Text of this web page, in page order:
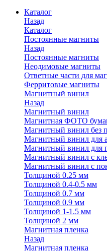
Каталог
Назад
Каталог
Постоянные магниты
Назад
Постоянные магниты
Неодимовые магниты
Ответные части для
Ферритовые магниты
Магнитный винил
Назад
Магнитный винил
Магнитная ФОТО
Магнитный винил без
Магнитный винил для
Магнитный винил для
Магнитный винил с
Магнитный винил с
Толщиной 0.25 мм
Толщиной 0.4-0.5 мм
Толщиной 0.7 мм
Толщиной 0.9 мм
Толщиной 1-1.5 мм
Толщиной 2 мм
Магнитная пленка
Назад
Магнитная пленка